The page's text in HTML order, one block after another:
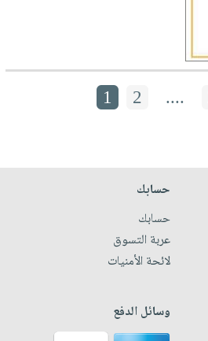
1 2 ....
حسابك
حسابك
عربة التسوق
لائحة الأمنيات
وسائل الدفع